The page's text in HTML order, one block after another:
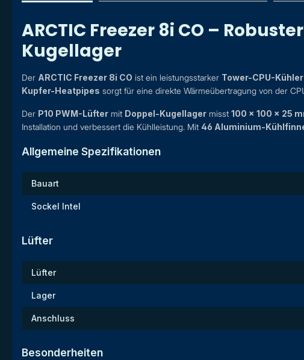
ARCTIC Freezer 8i CO –
Kugellager
Der ARCTIC Freezer 8i CO ist ein leistungsstarker Tower-CPU-Kühler
Kupfer-Heatpipes sorgt für eine direkte Wärmeübertragung von der
Der P10 PWM-Lüfter mit Doppel-Kugellager misst 100 x 100 x 25
Installation und verbessert die Kühlleistung. Mit 46 Aluminium-
Allgemeine Spezifikationen
Bauart
Sockel Intel
Lüfter
Lüfter
Lager
Anschluss
Besonderheiten